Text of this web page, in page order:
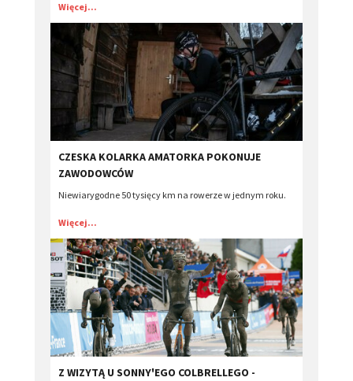
Więcej...
CZESKA KOLARKA AMATORKA POKONUJE
ZAWODOWCÓW
Niewiarygodne 50 tysięcy km na rowerze w jednym roku.
Więcej...
Z WIZYTĄ U SONNY'EGO COLBRELLEGO -